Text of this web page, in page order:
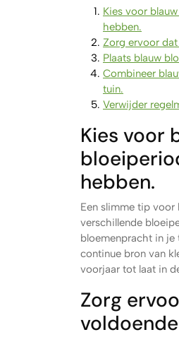
Kies voor
hebben.
Zorg ervoor
Plaats blauw
Combineer
tuin.
Verwijder
Kies voor
hebben.
Een slimme tip voor
verschillende
bloemenpracht in je
continue bron van
voorjaar tot laat in
Zorg